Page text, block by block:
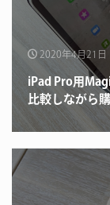
2020年4月21日
iPad Pro用
比較しながら